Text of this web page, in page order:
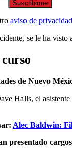
Suscribirme
aviso de privacidad
se le ha
de Nuevo
Halls, el
Alec Baldwin:
presentado